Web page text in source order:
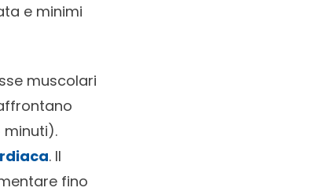
e minimi
muscolari
minuti).
. Il
fino